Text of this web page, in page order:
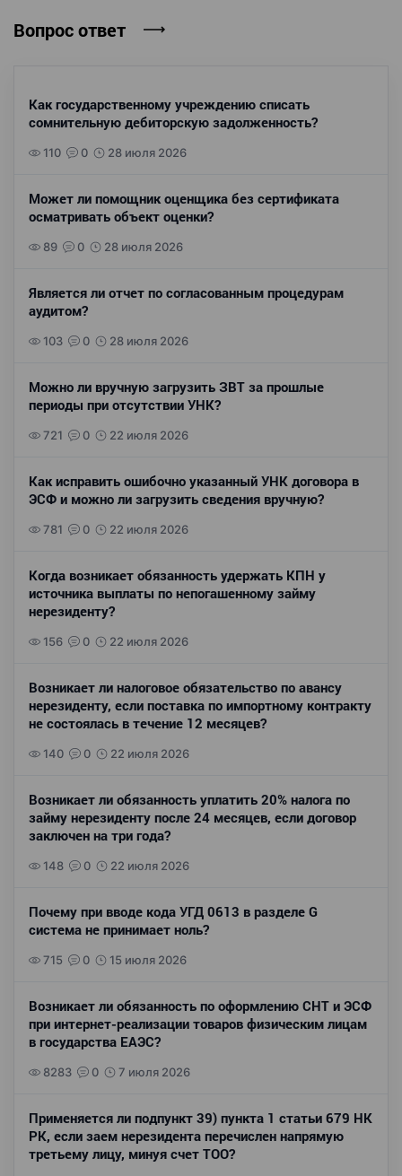
Вопрос ответ
Как государственному учреждению списать
сомнительную дебиторскую задолженность?
110 0 28 июля 2026
Может ли помощник оценщика без сертификата
осматривать объект оценки?
89 0 28 июля 2026
Является ли отчет по согласованным процедурам
аудитом?
103 0 28 июля 2026
Можно ли вручную загрузить ЗВТ за прошлые
периоды при отсутствии УНК?
721 0 22 июля 2026
Как исправить ошибочно указанный УНК договора в
ЭСФ и можно ли загрузить сведения вручную?
781 0 22 июля 2026
Когда возникает обязанность удержать КПН у
источника выплаты по непогашенному займу
нерезиденту?
156 0 22 июля 2026
Возникает ли налоговое обязательство по авансу
нерезиденту, если поставка по импортному контракту
не состоялась в течение 12 месяцев?
140 0 22 июля 2026
Возникает ли обязанность уплатить 20% налога по
займу нерезиденту после 24 месяцев, если договор
заключен на три года?
148 0 22 июля 2026
Почему при вводе кода УГД 0613 в разделе G
система не принимает ноль?
715 0 15 июля 2026
Возникает ли обязанность по оформлению СНТ и ЭСФ
при интернет-реализации товаров физическим лицам
в государства ЕАЭС?
8283 0 7 июля 2026
Применяется ли подпункт 39) пункта 1 статьи 679 НК
РК, если заем нерезидента перечислен напрямую
третьему лицу, минуя счет ТОО?